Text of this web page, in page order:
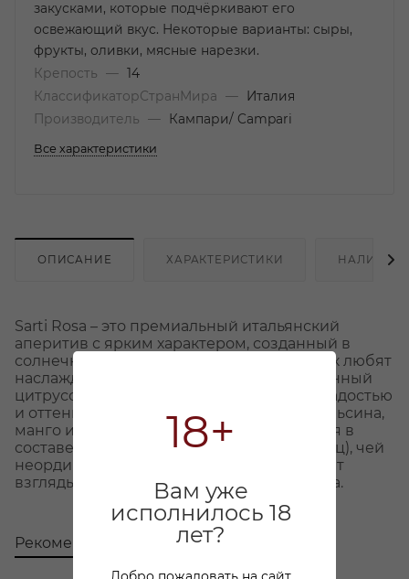
18+
Вам уже
исполнилось 18
лет?
закусками, которые подчёркивают его
освежающий вкус. Некоторые варианты: сыры,
фрукты, оливки, мясные нарезки.
Крепость
— 14
КлассификаторСтранМира
—
Италия
Производитель
— Кампари/ Campari
Все характеристики
ОПИСАНИЕ ХАРАКТЕРИСТИКИ НАЛИЧИЕ
Sarti Rosa – это премиальный итальянский
аперитив с ярким характером, созданный в
солнечной Болонье (Италия), где люди так любят
наслаждаться жизнью. Его сбалансированный
цитрусово-тропический вкус c легкой сладостью
и оттенками красного сицилийского апельсина,
манго и маракуйи идеально раскрывается в
составе коктейля Sarti Spritz (Сарти Спритц), чей
неординарный розовый цвет притягивает
взгляды и создает особую магию момента.
Рекомендуем С этим товаром покупают